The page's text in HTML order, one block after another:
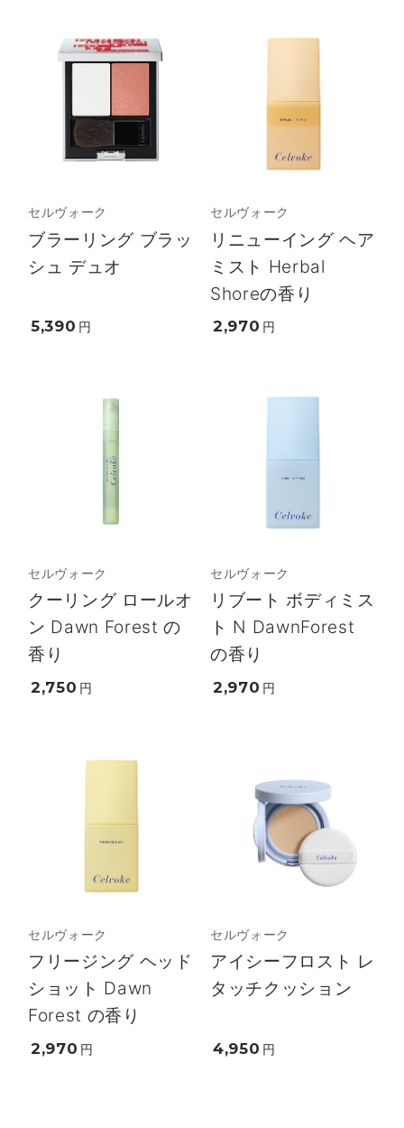
セルヴォーク
ブラーリング ブラッ
シュ デュオ
5,390 円
セルヴォーク
リニューイング ヘア
ミスト Herbal
Shoreの香り
2,970 円
セルヴォーク
クーリング ロールオ
ン Dawn Forest の
香り
2,750 円
セルヴォーク
リブート ボディミス
ト N DawnForest
の香り
2,970 円
セルヴォーク
フリージング ヘッド
ショット Dawn
Forest の香り
2,970 円
セルヴォーク
アイシーフロスト レ
タッチクッション
4,950 円